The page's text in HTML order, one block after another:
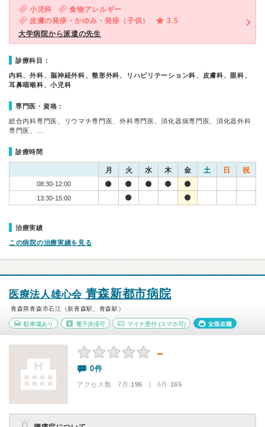
小児科
食物アレルギー
皮膚の発疹・かゆみ・発疹（子供）
3.5
大学病院から派遣の先生
診療科目：
内科、外科、脳神経外科、整形外科、リハビリテーション科、皮膚科、眼科、
耳鼻咽喉科、小児科
専門医・資格：
総合内科専門医、リウマチ専門医、外科専門医、消化器病専門医、消化器外科
専門医、…
診療時間
月 火 水 木 金 土 日 祝
08:30-12:00
13:30-15:00
治療実績
この病院の治療実績を見る
医療法人雄心会 青森新都市病院
青森県青森市石江（新青森駅、青森駅）
駐車場あり 電子決済可 マイナ受付 (スマホ可) 女医在籍
－
0件
アクセス数 7月:196 | 6月:165